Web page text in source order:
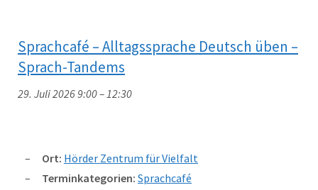
Sprachcafé – Alltagssprache Deutsch üben –
Sprach-Tandems
29. Juli 2026 9:00–12:30
Ort: Hörder Zentrum für Vielfalt
Terminkategorien: Sprachcafé